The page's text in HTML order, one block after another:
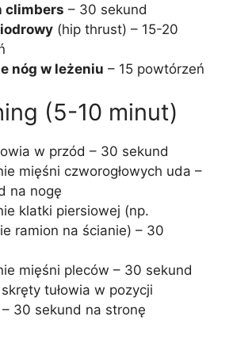
climbers – 30 sekund
(hip thrust) – 15-20
nóg w leżeniu – 15 powtórzeń
(5-10 minut)
w przód – 30 sekund
mięśni czworogłowych uda –
na nogę
klatki piersiowej (np.
ramion na ścianie) – 30
mięśni pleców – 30 sekund
tułowia w pozycji
30 sekund na stronę